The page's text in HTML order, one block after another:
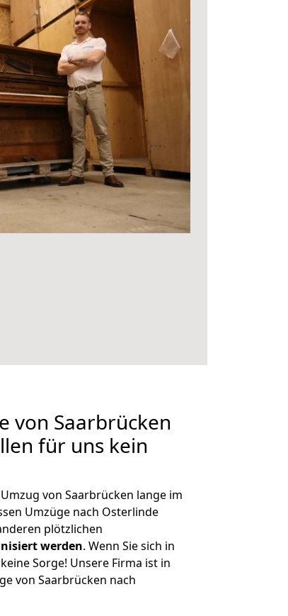
von Saarbrücken
für uns kein
von Saarbrücken lange im
Umzüge nach Osterlinde
plötzlichen
werden. Wenn Sie sich in
Sorge! Unsere Firma ist in
von Saarbrücken nach